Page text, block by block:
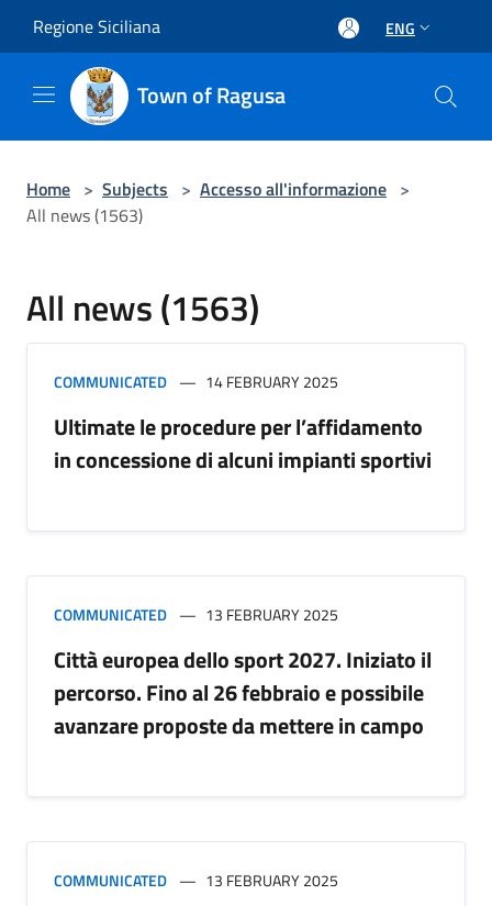
Regione Siciliana ENG
Town of Ragusa
Home > Subjects > Accesso all'informazione >
All news (1563)
All news (1563)
COMMUNICATED 14 FEBRUARY 2025
Ultimate le procedure per l’affidamento
in concessione di alcuni impianti sportivi
COMMUNICATED 13 FEBRUARY 2025
Città europea dello sport 2027. Iniziato il
percorso. Fino al 26 febbraio e possibile
avanzare proposte da mettere in campo
COMMUNICATED 13 FEBRUARY 2025